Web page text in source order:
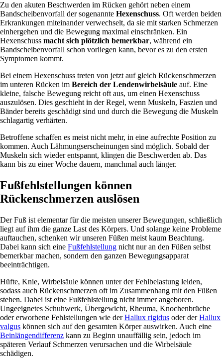
Zu den akuten Beschwerden im Rücken gehört neben einem
Bandscheibenvorfall der sogenannte Hexenschuss. Oft werden beiden
Erkrankungen miteinander verwechselt, da sie mit starken Schmerzen
einhergehen und die Bewegung maximal einschränken. Ein
Hexenschuss macht sich plötzlich bemerkbar, während ein
Bandscheibenvorfall schon vorliegen kann, bevor es zu den ersten
Symptomen kommt.
Bei einem Hexenschuss treten von jetzt auf gleich Rückenschmerzen
im unteren Rücken im Bereich der Lendenwirbelsäule auf. Eine
kleine, falsche Bewegung reicht oft aus, um einen Hexenschuss
auszulösen. Dies geschieht in der Regel, wenn Muskeln, Faszien und
Bänder bereits geschädigt sind und durch die Bewegung die Muskeln
schlagartig verhärten.
Betroffene schaffen es meist nicht mehr, in eine aufrechte Position zu
kommen. Auch Lähmungserscheinungen sind möglich. Sobald der
Muskeln sich wieder entspannt, klingen die Beschwerden ab. Das
kann bis zu einer Woche dauern, manchmal auch länger.
Fußfehlstellungen können
Rückenschmerzen auslösen
Der Fuß ist elementar für die meisten unserer Bewegungen, schließlich
liegt auf ihm die ganze Last des Körpers. Und solange keine Probleme
auftauchen, schenken wir unseren Füßen meist kaum Beachtung.
Dabei kann sich eine Fußfehlstellung nicht nur an den Füßen selbst
bemerkbar machen, sondern den ganzen Bewegungsapparat
beeinträchtigen.
Hüfte, Knie, Wirbelsäule können unter der Fehlbelastung leiden,
sodass auch Rückenschmerzen oft im Zusammenhang mit den Füßen
stehen. Dabei ist eine Fußfehlstellung nicht immer angeboren.
Ungeeignetes Schuhwerk, Übergewicht, Rheuma, Knochenbrüche
oder erworbene Fehlstellungen wie derHallux rigidus oder derHallux
valgus können sich auf den gesamten Körper auswirken. Auch eine
Beinlängendifferenz kann zu Beginn unauffällig sein, jedoch im
späteren Verlauf Schmerzen verursachen und die Wirbelsäule
schädigen.